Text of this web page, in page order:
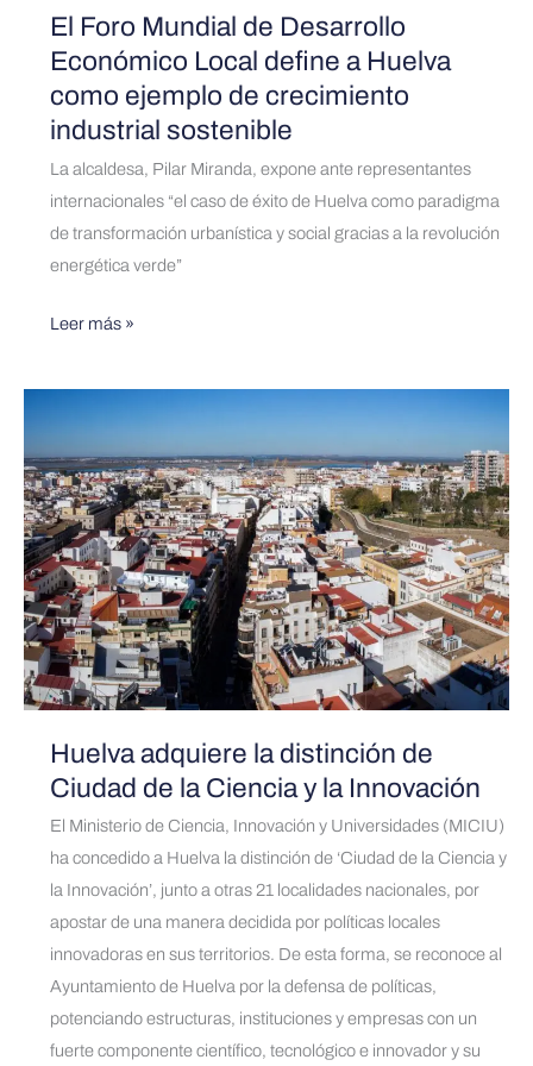
El Foro Mundial de Desarrollo
Económico Local define a Huelva
como ejemplo de crecimiento
industrial sostenible
La alcaldesa, Pilar Miranda, expone ante representantes
internacionales “el caso de éxito de Huelva como paradigma
de transformación urbanística y social gracias a la revolución
energética verde”
de
crecimiento
sostenible
Leer más »
Huelva adquiere la distinción de
Ciudad de la Ciencia y la Innovación
El Ministerio de Ciencia, Innovación y Universidades (MICIU)
ha concedido a Huelva la distinción de ‘Ciudad de la Ciencia y
la Innovación’, junto a otras 21 localidades nacionales, por
apostar de una manera decidida por políticas locales
innovadoras en sus territorios. De esta forma, se reconoce al
Ayuntamiento de Huelva por la defensa de políticas,
potenciando estructuras, instituciones y empresas con un
fuerte componente científico, tecnológico e innovador y su
la
distinción
de
Ciudad
de
la
Ciencia
y
Innovación